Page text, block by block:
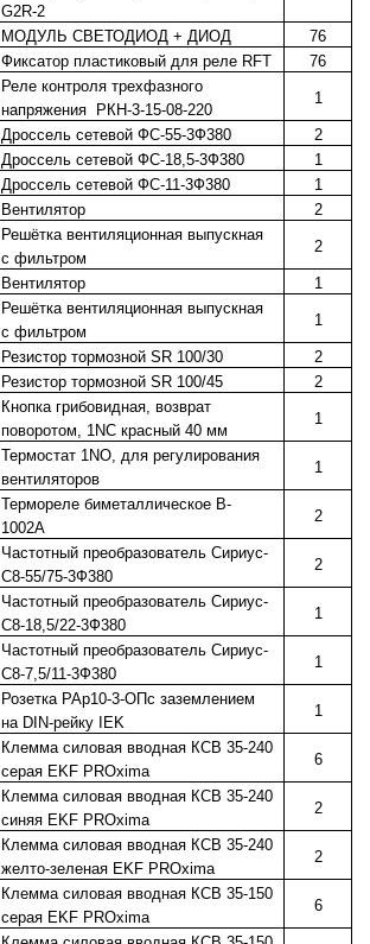
G2R-2
МОДУЛЬ СВЕТОДИОД + ДИОД
76
Фиксатор пластиковый для реле RFT
76
Реле контроля трехфазного
напряжения РКН-3-15-08-220
1
Дроссель сетевой ФС-55-3Ф380
2
Дроссель сетевой ФС-18,5-3Ф380
1
Дроссель сетевой ФС-11-3Ф380
1
Вентилятор 2
Решётка вентиляционная выпускная
c фильтром
2
Вентилятор 1
Решётка вентиляционная выпускная
c фильтром
1
Резистор тормозной SR 100/30
2
Резистор тормозной SR 100/45
2
Кнопка грибовидная, возврат
поворотом, 1NC красный 40 мм
1
Термостат 1NO, для регулирования
вентиляторов
1
Термореле биметаллическое B-
1002A
2
Частотный преобразователь Сириус-
С8-55/75-3Ф380
2
Частотный преобразователь Сириус-
С8-18,5/22-3Ф380
1
Частотный преобразователь Сириус-
С8-7,5/11-3Ф380
1
Розетка РАр10-3-ОПс заземлением
на DIN-рейку IEK
1
Клемма силовая вводная КСВ 35-240
серая EKF PROxima
6
Клемма силовая вводная КСВ 35-240
синяя EKF PROxima
2
Клемма силовая вводная КСВ 35-240
желто-зеленая EKF PROxima
2
Клемма силовая вводная КСВ 35-150
серая EKF PROxima
6